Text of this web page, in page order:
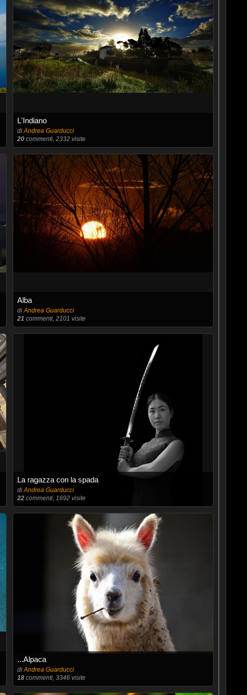
L'Indiano
diAndrea Guarducci
20 commenti, 2332 visite
Alba
diAndrea Guarducci
21 commenti, 2101 visite
La ragazza con la spada
diAndrea Guarducci
22 commenti, 1692 visite
...Alpaca
diAndrea Guarducci
18 commenti, 3346 visite